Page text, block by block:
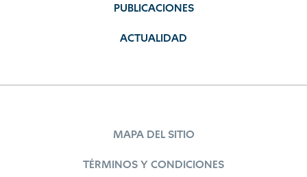
PUBLICACIONES
ACTUALIDAD
MAPA DEL SITIO
TÉRMINOS Y CONDICIONES